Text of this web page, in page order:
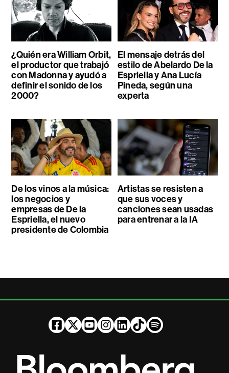
¿Quién era William Orbit,
el productor que trabajó
con Madonna y ayudó a
definir el sonido de los
2000?
El mensaje detrás del
estilo de Abelardo De la
Espriella y Ana Lucía
Pineda, según una
experta
De los vinos a la música:
los negocios y
empresas de De la
Espriella, el nuevo
presidente de Colombia
Artistas se resisten a
que sus voces y
canciones sean usadas
para entrenar a la IA